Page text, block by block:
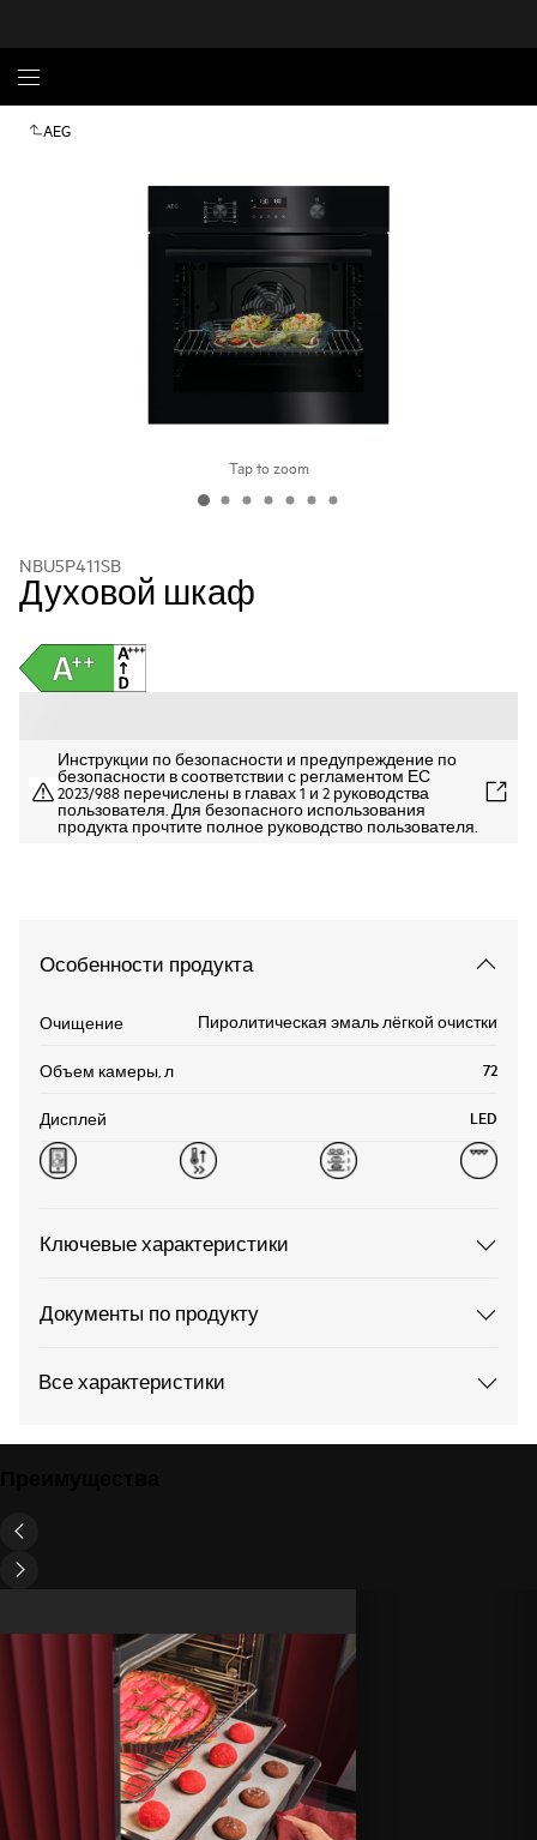
AEG
Tap to zoom
NBU5P411SB
Духовой шкаф
Инструкции по безопасности и предупреждение по
безопасности в соответствии с регламентом ЕС
2023/988 перечислены в главах 1 и 2 руководства
пользователя. Для безопасного использования
продукта прочтите полное руководство пользователя.
Особенности продукта
Очищение Пиролитическая эмаль лёгкой очистки
Объем камеры, л 72
Дисплей LED
Ключевые характеристики
Документы по продукту
Все характеристики